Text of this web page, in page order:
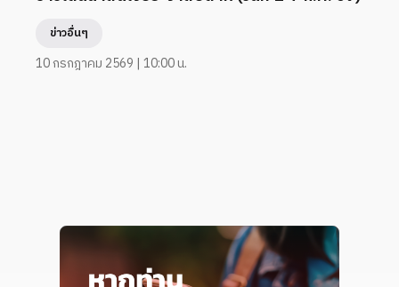
ข่าวอื่นๆ
10 กรกฎาคม 2569 | 10:00 น.